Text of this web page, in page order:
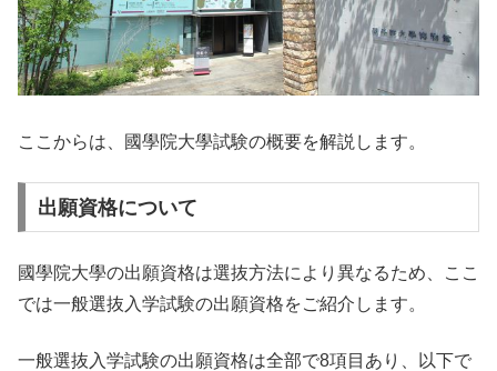
ここからは、國學院大學試験の概要を解説します。
出願資格について
國學院大學の出願資格は選抜方法により異なるため、ここ
では一般選抜入学試験の出願資格をご紹介します。
一般選抜入学試験の出願資格は全部で8項目あり、以下で